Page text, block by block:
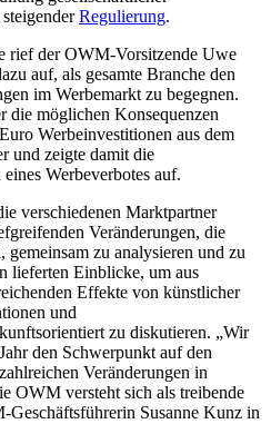
Regulierung.
rief der OWM-Vorsitzende Uwe
auf, als gesamte Branche den
im Werbemarkt zu begegnen.
die möglichen Konsequenzen
Werbeinvestitionen aus dem
und zeigte damit die
Werbeverbotes auf.
verschiedenen Marktpartner
Veränderungen, die
gemeinsam zu analysieren und zu
lieferten Einblicke, um aus
Effekte von künstlicher
und
zu diskutieren. „Wir
den Schwerpunkt auf den
Veränderungen in
OWM versteht sich als treibende
Susanne Kunz in